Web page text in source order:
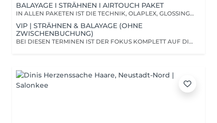
BALAYAGE I STRÄHNEN I AIRTOUCH PAKET
IN ALLEN PAKETEN IST DIE TECHNIK, OLAPLEX, GLOSSING, DIE ABSCHLUSSPFLEGE SOWIE DER SCHNITT UND EIN STYLING ENTHALTEN.
VIP | STRÄHNEN & BALAYAGE (OHNE
ZWISCHENBUCHUNG)
BEI DIESEN TERMINEN IST DER FOKUS KOMPLETT AUF DICH GERICHTET, DA WIR HIER WÄHREND DER EINWIRKZEIT KEINE DOPPELBUCHUNGEN ANNEHMEN.